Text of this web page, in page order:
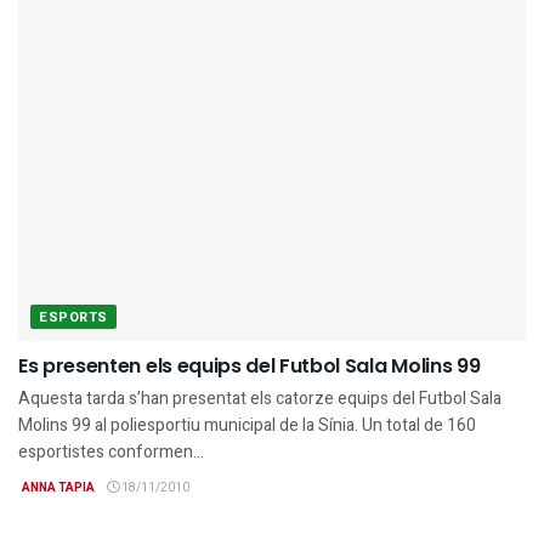
ESPORTS
Es presenten els equips del Futbol Sala Molins 99
Aquesta tarda s’han presentat els catorze equips del Futbol Sala
Molins 99 al poliesportiu municipal de la Sínia. Un total de 160
esportistes conformen...
ANNA TAPIA 18/11/2010